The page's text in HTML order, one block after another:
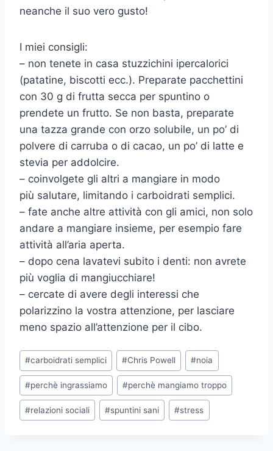
neanche il suo vero gusto!
I miei consigli:
– non tenete in casa stuzzichini ipercalorici
(patatine, biscotti ecc.). Preparate pacchettini
con 30 g di frutta secca per spuntino o
prendete un frutto. Se non basta, preparate
una tazza grande con orzo solubile, un po’ di
polvere di carruba o di cacao, un po’ di latte e
stevia per addolcire.
– coinvolgete gli altri a mangiare in modo
più salutare, limitando i carboidrati semplici.
– fate anche altre attività con gli amici, non solo
andare a mangiare insieme, per esempio fare
attività all’aria aperta.
– dopo cena lavatevi subito i denti: non avrete
più voglia di mangiucchiare!
– cercate di avere degli interessi che
polarizzino la vostra attenzione, per lasciare
meno spazio all’attenzione per il cibo.
Tag
articolo:
#carboidrati semplici #Chris Powell #noia
#perchè ingrassiamo #perchè mangiamo troppo
#relazioni sociali #spuntini sani #stress